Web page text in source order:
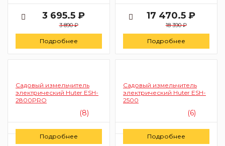
3 695.5 ₽
3 890 ₽
Подробнее
17 470.5 ₽
18 390 ₽
Подробнее
Садовый измельчитель
электрический Huter ESH-
2800PRO
(8)
Заказать
Подробнее
Садовый измельчитель
электрический Huter ESH-
2500
(6)
Заказать
Подробнее